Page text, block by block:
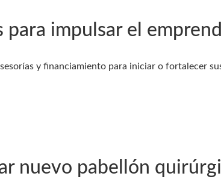
para impulsar el
y financiamiento para iniciar o fortalecer
nuevo pabellón